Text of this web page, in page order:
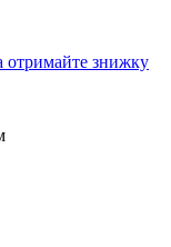
отримайте знижку